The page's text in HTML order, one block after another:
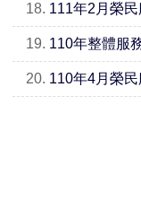
18. 111年2月榮
19. 110年整體服
20. 110年4月榮